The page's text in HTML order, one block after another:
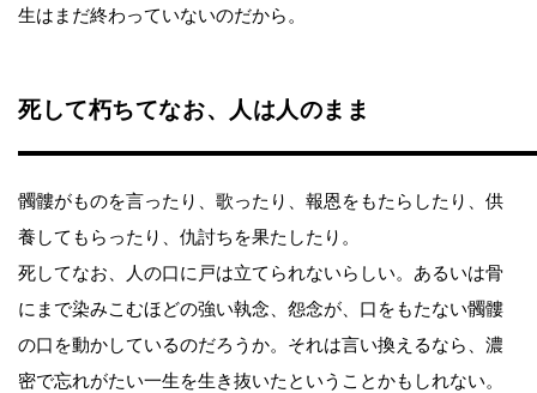
生はまだ終わっていないのだから。
死して朽ちてなお、人は人のまま
髑髏がものを言ったり、歌ったり、報恩をもたらしたり、供
養してもらったり、仇討ちを果たしたり。
死してなお、人の口に戸は立てられないらしい。あるいは骨
にまで染みこむほどの強い執念、怨念が、口をもたない髑髏
の口を動かしているのだろうか。それは言い換えるなら、濃
密で忘れがたい一生を生き抜いたということかもしれない。